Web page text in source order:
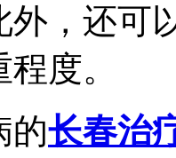
外，还可
度。
的长春治